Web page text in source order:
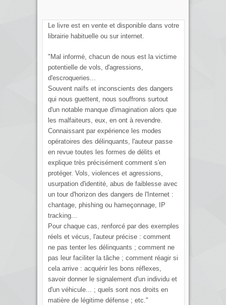
Le livre est en vente et disponible dans votre
librairie habituelle ou sur internet.
"Mal informé, chacun de nous est la victime
potentielle de vols, d'agressions,
d'escroqueries...
Souvent naïfs et inconscients des dangers
qui nous guettent, nous souffrons surtout
d'un notable manque d'imagination alors que
les malfaiteurs, eux, en ont à revendre.
Connaissant par expérience les modes
opératoires des délinquants, l'auteur passe
en revue toutes les formes de délits et
explique très précisément comment s'en
protéger. Vols, violences et agressions,
usurpation d'identité, abus de faiblesse avec
un tour d'horizon des dangers de l'Internet :
chantage, phishing ou hameçonnage, IP
tracking...
Pour chaque cas, renforcé par des exemples
réels et vécus, l'auteur précise : comment
ne pas tenter les délinquants ; comment ne
pas leur faciliter la tâche ; comment réagir si
cela arrive : acquérir les bons réflexes,
savoir donner le signalement d'un individu et
d'un véhicule... ; quels sont nos droits en
matière de légitime défense ; etc."